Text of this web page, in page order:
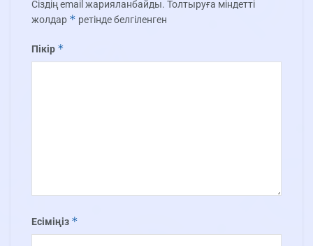
Сіздің email жарияланбайды. Толтыруға міндетті
жолдар * ретінде белгіленген
Пікір *
Есіміңіз *